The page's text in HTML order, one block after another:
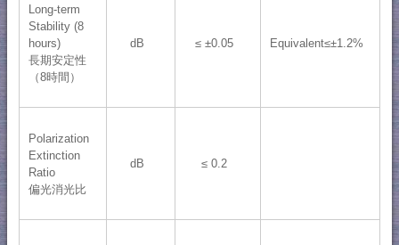
Long-term
Stability (8
hours)
長期安定性
（8時間）
dB ≤ ±0.05 Equivalent≤±1.2%
Polarization
Extinction
Ratio
偏光消光比
dB ≤ 0.2